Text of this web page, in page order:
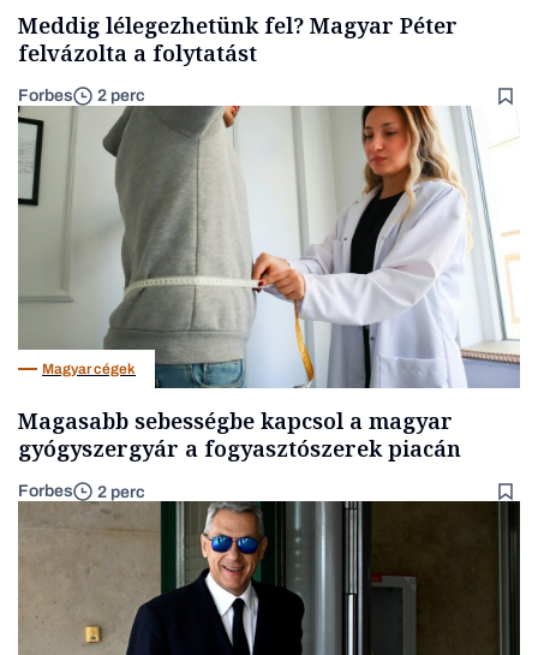
Meddig lélegezhetünk fel? Magyar Péter
felvázolta a folytatást
Forbes 2 perc
Magyar cégek
Magasabb sebességbe kapcsol a magyar
gyógyszergyár a fogyasztószerek piacán
Forbes 2 perc